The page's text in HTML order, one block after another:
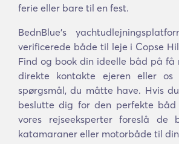
ferie eller bare til en fest.
BednBlue's
verificerede både til leje i Copse
Find og book din ideelle båd på få
direkte kontakte ejeren eller os
spørgsmål, du måtte have. Hvis
beslutte dig for den perfekte
vores rejseeksperter foreslå de
katamaraner eller motorbåde til